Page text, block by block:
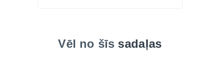
Izvēlies kaltētus liellopa kuņģus suņiem
Vēl no šīs sadaļas